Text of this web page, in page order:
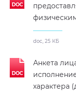
doc, 25 КБ
Анкета
характера